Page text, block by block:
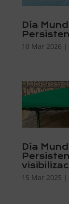
Día
10 Mar 2026 |
Día
15 Mar 2025 |